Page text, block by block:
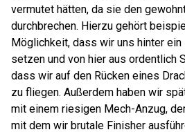
vermutet hätten, da sie den
durchbrechen. Hierzu gehört
Möglichkeit, dass wir uns hinter
setzen und von hier aus ordentlich
dass wir auf den Rücken eines
zu fliegen. Außerdem haben wir
mit einem riesigen Mech-Anzug,
mit dem wir brutale Finisher